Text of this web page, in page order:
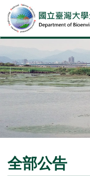
全部公告